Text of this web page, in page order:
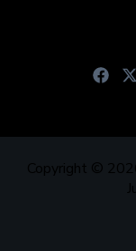
Copyright ©